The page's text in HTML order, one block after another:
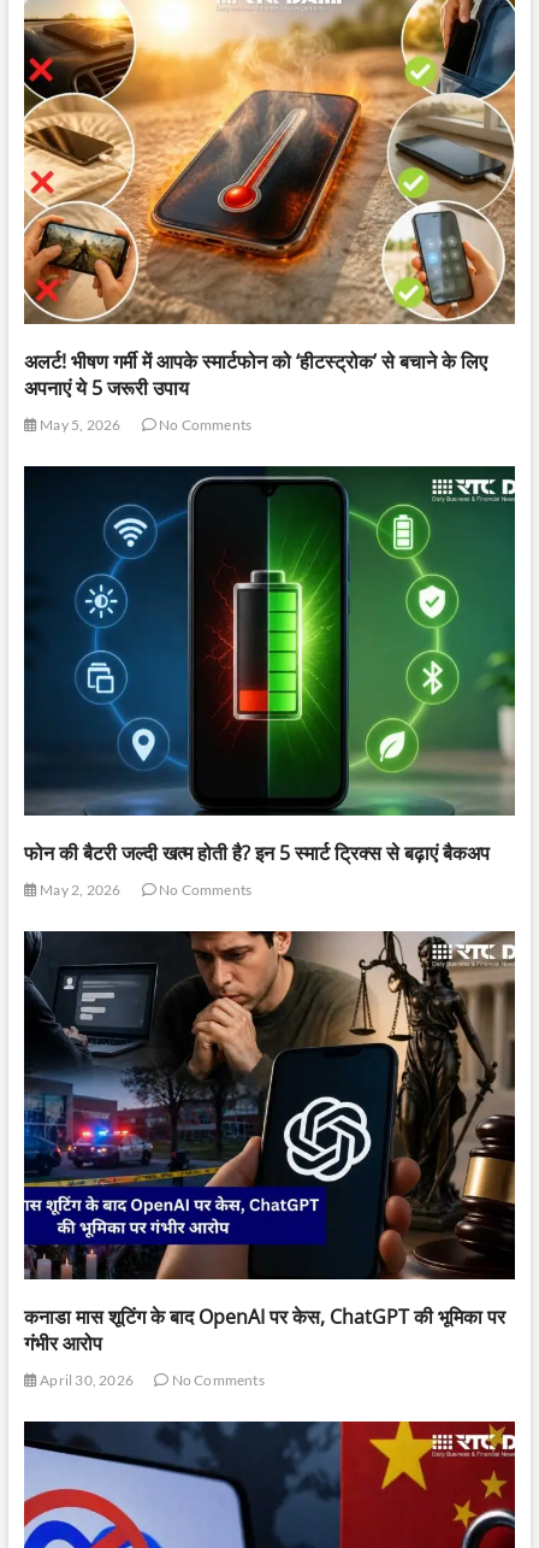
अलर्ट! भीषण गर्मी में आपके स्मार्टफोन को ‘हीटस्ट्रोक’ से बचाने के लिए
अपनाएं ये 5 जरूरी उपाय
May 5, 2026 No Comments
फोन की बैटरी जल्दी खत्म होती है? इन 5 स्मार्ट ट्रिक्स से बढ़ाएं बैकअप
May 2, 2026 No Comments
कनाडा मास शूटिंग के बाद OpenAI पर केस, ChatGPT की भूमिका पर
गंभीर आरोप
April 30, 2026 No Comments